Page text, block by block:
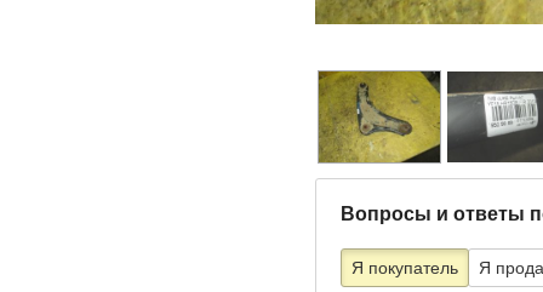
Вопросы и ответы
Я покупатель Я